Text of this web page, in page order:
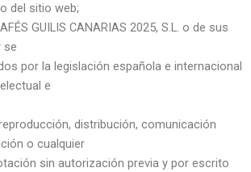
del sitio web;
GUILIS CANARIAS 2025, S.L. o de sus
se
por la legislación española e internacional
e
distribución, comunicación
o cualquier
sin autorización previa y por escrito